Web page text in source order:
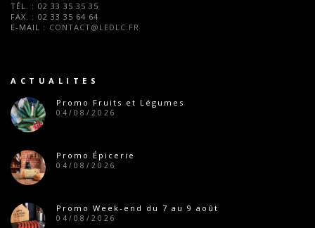
TÉL. : 02 33 35 35 35
FAX. : 02 33 35 64 64
E-MAIL : CONTACT@LEDLC.FR
ACTUALITES
Promo Fruits et Légumes
04/08/2026
Promo Épicerie
04/08/2026
Promo Week-end du 7 au 9 août
04/08/2026